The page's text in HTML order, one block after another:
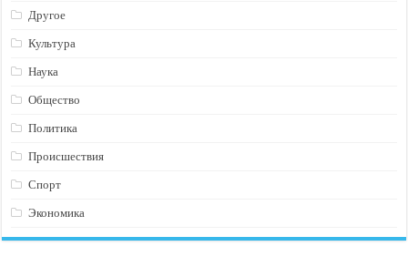
Другое
Культура
Наука
Общество
Политика
Происшествия
Спорт
Экономика